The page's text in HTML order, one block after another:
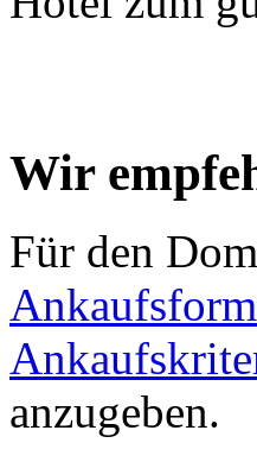
Wir
Für den
anzugeben.